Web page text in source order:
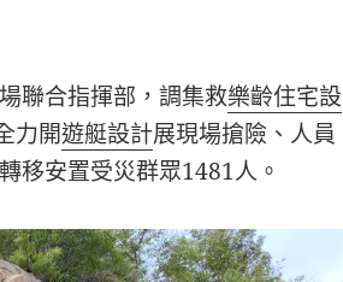
聯合指揮部，調集救樂齡住宅設
力開遊艇設計展現場搶險、人員
移安置受災群眾1481人。